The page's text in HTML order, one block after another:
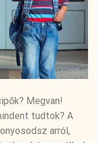
Megvan!
tudtok? A
arról,